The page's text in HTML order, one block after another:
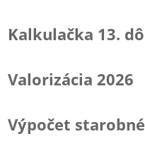
Kalkulačka 13.
Valorizácia 2026
Výpočet